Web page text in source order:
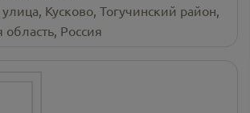
Кусково, Тогучинский район,
Россия